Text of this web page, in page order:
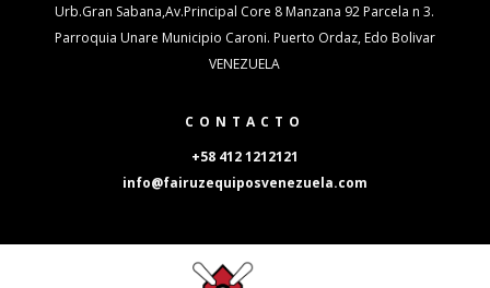
Urb.Gran Sabana,Av.Principal Core 8 Manzana 92 Parcela n 3.
Parroquia Unare Municipio Caroni. Puerto Ordaz, Edo Bolivar
VENEZUELA
CONTACTO
+58 412 1212121
info@fairuzequiposvenezuela.com